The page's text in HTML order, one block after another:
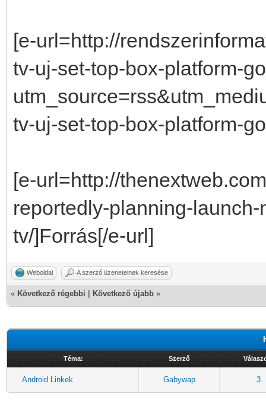
[e-url=http://
tv-uj-set-top-box-platform-
tv-uj-set-top-box-platform-
[e-url=http://
reportedly-planning-
tv/]Forrás[/e-url]
Weboldal A szerző üzeneteinek keresése
« Következő régebbi Következő újabb »
Téma: Szerző
Android Linkek Gabywap 3